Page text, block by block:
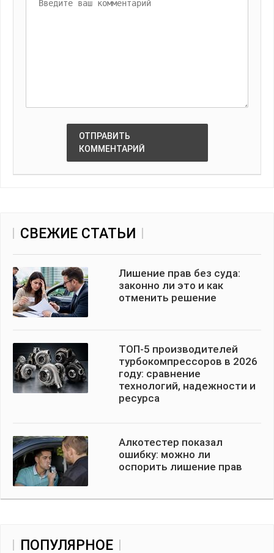
ОТПРАВИТЬ
КОММЕНТАРИЙ
СВЕЖИЕ СТАТЬИ
Лишение прав без суда:
законно ли это и как
отменить решение
ТОП-5 производителей
турбокомпрессоров в 2026
году: сравнение
технологий, надежности и
ресурса
Алкотестер показал
ошибку: можно ли
оспорить лишение прав
ПОПУЛЯРНОЕ